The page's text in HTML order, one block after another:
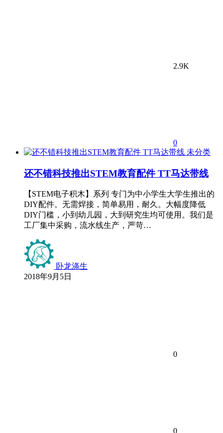
2.9K
0
未分类
还不错科技推出STEM教育配件 TT马达带线
【STEM电子积木】系列 专门为中小学生大学生推出的
DIY配件。无需焊接，简单易用，耐久。大幅度降低
DIY门槛，小到幼儿园，大到研究生均可使用。我们是
工厂集中采购，流水线生产，严苛…
卧龙涤生
2018年9月5日
0
0